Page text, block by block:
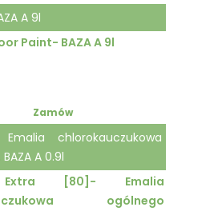
A 9l
Paint- BAZA A 9l
Zamów
chlorokauczukowa
A 0.9l
[80]- Emalia
ogólnego